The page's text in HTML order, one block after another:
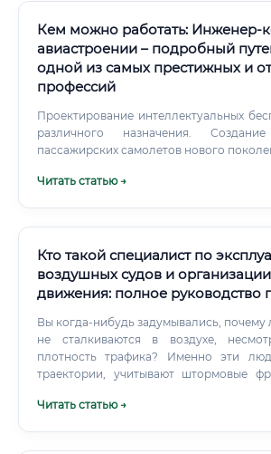
наиболее острых вопросов для людей,
смену специальности. Ответ —
серьёзными оговорками.
Кем можно работать: Инженер-
авиастроении – подробный
одной из самых престижных и
профессий
Проектирование интеллектуальных
различного назначения. Создание
пассажирских самолетов нового
Читать статью →
Кто такой специалист по
воздушных судов и
движения: полное руководство
Вы когда-нибудь задумывались, почему
не сталкиваются в воздухе,
плотность трафика? Именно эти
траектории, учитывают штормовые
любых отклонениях от нормы. Работа
Читать статью →